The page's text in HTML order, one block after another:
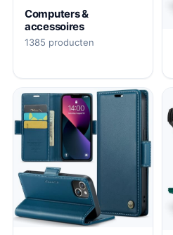
Computers &
accessoires
1385 producten